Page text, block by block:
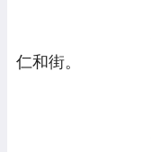
仁和街。